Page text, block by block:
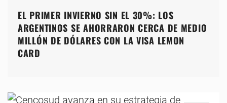
EL PRIMER INVIERNO SIN EL 30%: LOS
ARGENTINOS SE AHORRARON CERCA DE MEDIO
MILLÓN DE DÓLARES CON LA VISA LEMON
CARD